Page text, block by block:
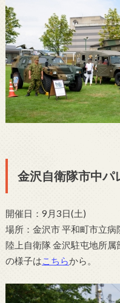
金沢自衛隊市中パ
開催日：9月3日(土)
場所：金沢市 平和町市立
陸上自衛隊 金沢駐屯地所
の様子はこちらから。